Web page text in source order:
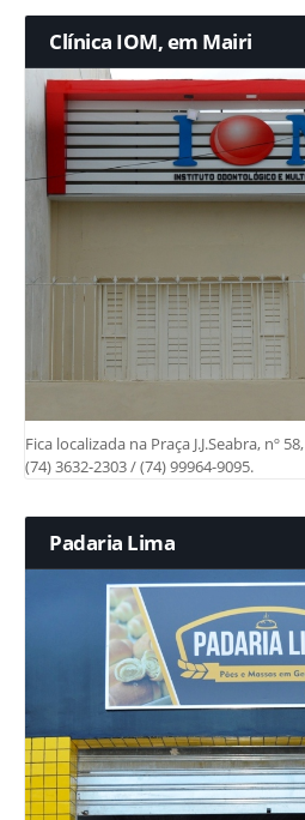
Clínica IOM, em Mairi
Fica localizada na Praça J.J.Seabra, nº
(74) 3632-2303 / (74) 99964-9095.
Padaria Lima